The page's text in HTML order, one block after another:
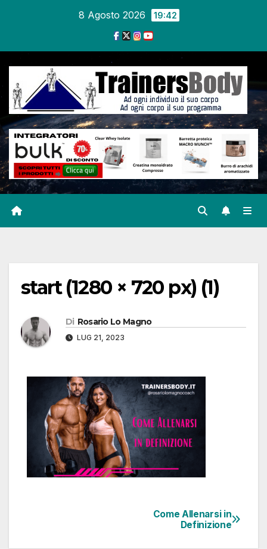
8 Agosto 2026 19:42
start (1280 × 720 px) (1)
Di Rosario Lo Magno
LUG 21, 2023
Come Allenarsi in
Definizione